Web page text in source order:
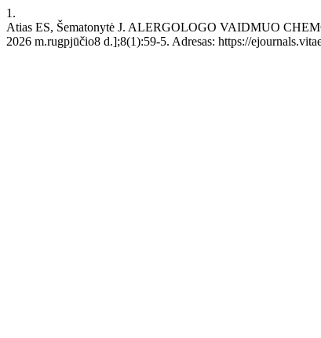
1.
Atias ES, Šematonytė J. ALERGOLOGO VAIDMUO
2026 m.rugpjūčio8 d.];8(1):59-5. Adresas: https://